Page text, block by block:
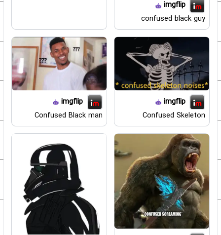
imgflip
confused black guy
imgflip
Confused Skeleton
imgflip
Confused Black man